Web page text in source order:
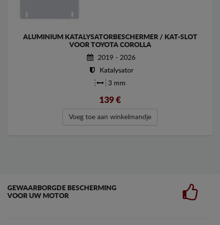
ALUMINIUM KATALYSATORBESCHERMER / KAT-SLOT
VOOR TOYOTA COROLLA
2019 - 2026
Katalysator
3 mm
139 €
Voeg toe aan winkelmandje
GEWAARBORGDE BESCHERMING
VOOR UW MOTOR